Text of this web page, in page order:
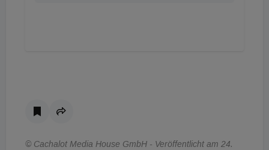
© Cachalot Media House GmbH - Veröffentlicht am 24.